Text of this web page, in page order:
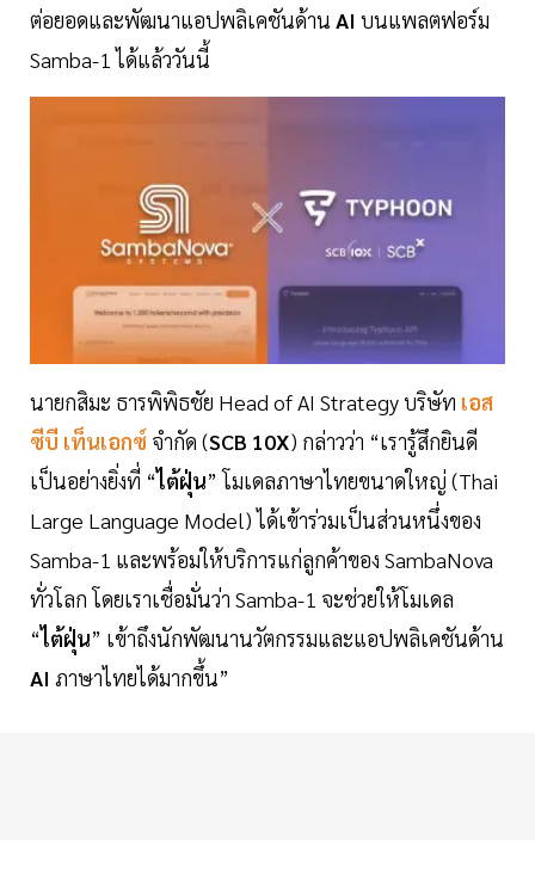
ต่อยอดและพัฒนาแอปพลิเคชันด้าน AI บนแพลตฟอร์ม
Samba-1 ได้แล้ววันนี้
นายกสิมะ ธารพิพิธชัย Head of AI Strategy บริษัท เอส
ซีบี เท็นเอกซ์ จำกัด (SCB 10X) กล่าวว่า “เรารู้สึกยินดี
เป็นอย่างยิ่งที่ “ไต้ฝุ่น” โมเดลภาษาไทยขนาดใหญ่ (Thai
Large Language Model) ได้เข้าร่วมเป็นส่วนหนึ่งของ
Samba-1 และพร้อมให้บริการแก่ลูกค้าของ SambaNova
ทั่วโลก โดยเราเชื่อมั่นว่า Samba-1 จะช่วยให้โมเดล
“ไต้ฝุ่น” เข้าถึงนักพัฒนานวัตกรรมและแอปพลิเคชันด้าน
AI ภาษาไทยได้มากขึ้น”